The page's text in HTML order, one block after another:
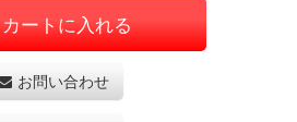
カートに入れる
お問い合わせ